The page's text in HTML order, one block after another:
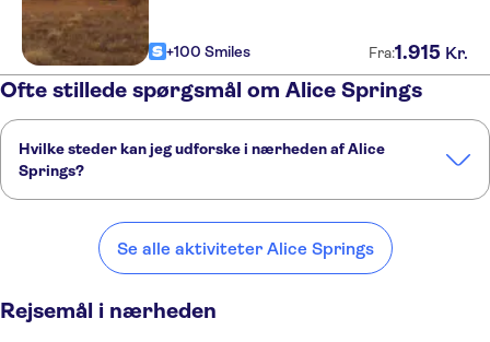
+100 Smiles Fra:1 .915 Kr.
Ofte stillede spørgsmål om Alice Springs
Hvilke steder kan jeg udforske i nærheden af Alice
Springs?
Alice Springs:
Central Australia Broome
Se alle aktiviteter Alice Springs
Rejsemål i nærheden